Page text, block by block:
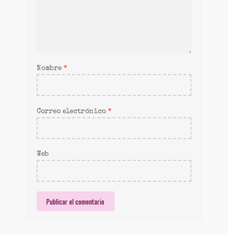
Nombre *
Correo electrónico *
Web